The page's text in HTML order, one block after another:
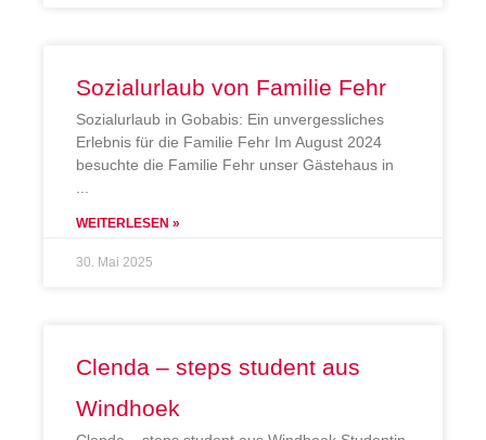
Sozialurlaub von Familie Fehr
Sozialurlaub in Gobabis: Ein unvergessliches
Erlebnis für die Familie Fehr Im August 2024
besuchte die Familie Fehr unser Gästehaus in
WEITERLESEN »
30. Mai 2025
Clenda – steps student aus
Windhoek